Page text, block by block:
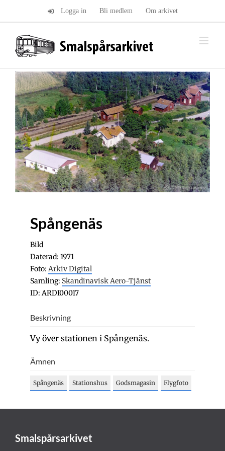
Logga in Bli medlem Om arkivet
Spångenäs
Bild
Daterad: 1971
Foto: Arkiv Digital
Samling: Skandinavisk Aero-Tjänst
ID: ARDI00017
Beskrivning
Vy över stationen i Spångenäs.
Ämnen
Spångenäs Stationshus Godsmagasin Flygfoto
Smalspårsarkivet